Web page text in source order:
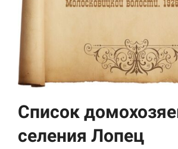
Список
селения Лопец